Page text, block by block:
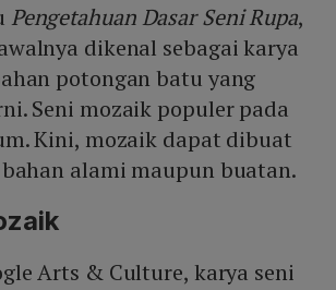
Pengetahuan Dasar Seni Rupa,
dikenal sebagai karya
potongan batu yang
Seni mozaik populer pada
Kini, mozaik dapat dibuat
alami maupun buatan.
Arts & Culture, karya seni